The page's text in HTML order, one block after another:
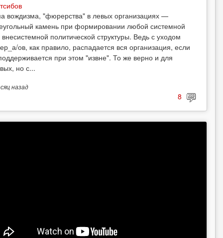
вождизма, "фюрерства" в левых организациях —
камень при формировании любой системной
политической структуры. Ведь с уходом
ов, как правило, распадается вся организация, если
при этом "извне". То же верно и для
но с...
назад
8